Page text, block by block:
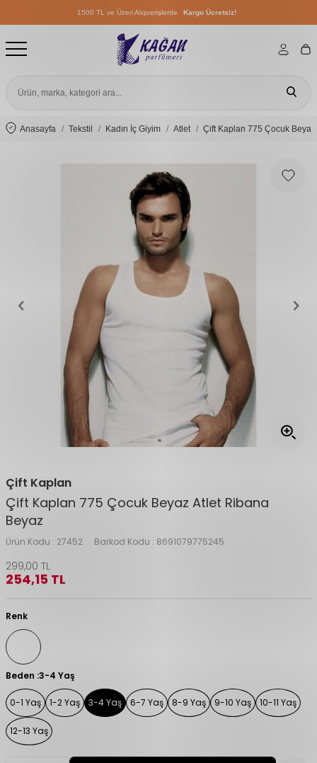
1500 TL ve Üzeri Alışverişlerde Kargo Ücretsiz!
1500 TL ve Üzeri Alışverişlerde
1500 TL ve Üzeri Alışverişlerde
Anasayfa Tekstil Kadın İç Giyim Atlet Çift Kaplan 775 Çocuk
Çift Kaplan
Çift Kaplan 775 Çocuk Beyaz Atlet Ribana
Beyaz
Ürün Kodu : 27452 Barkod Kodu : 8691079775245
299,00 TL
254,15 TL
Renk
Beden :3-4 Yaş
0-1 Yaş 1-2 Yaş 3-4 Yaş 6-7 Yaş 8-9 Yaş 9-10 Yaş 10-11 Yaş
12-13 Yaş